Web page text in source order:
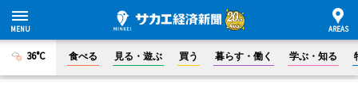
36°C 食べる 見る・遊ぶ 買う 暮らす・働く 学ぶ・知る